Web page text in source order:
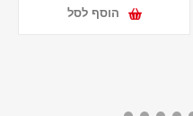
הוסף לסל